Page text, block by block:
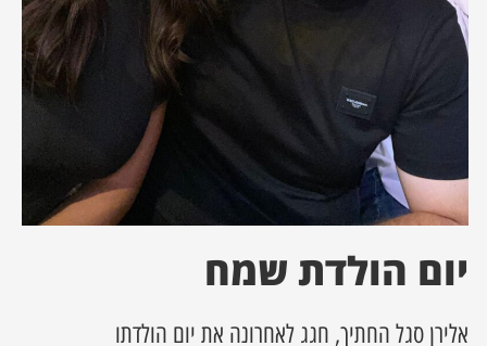
מסע מלחמה
השבוע
מקומית
עסקים
יום הולדת שמח
אלירן סגל החתיך, חגג לאחרונה את יום הולדתו